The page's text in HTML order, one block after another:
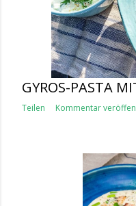
GYROS-PASTA
Teilen Kommentar